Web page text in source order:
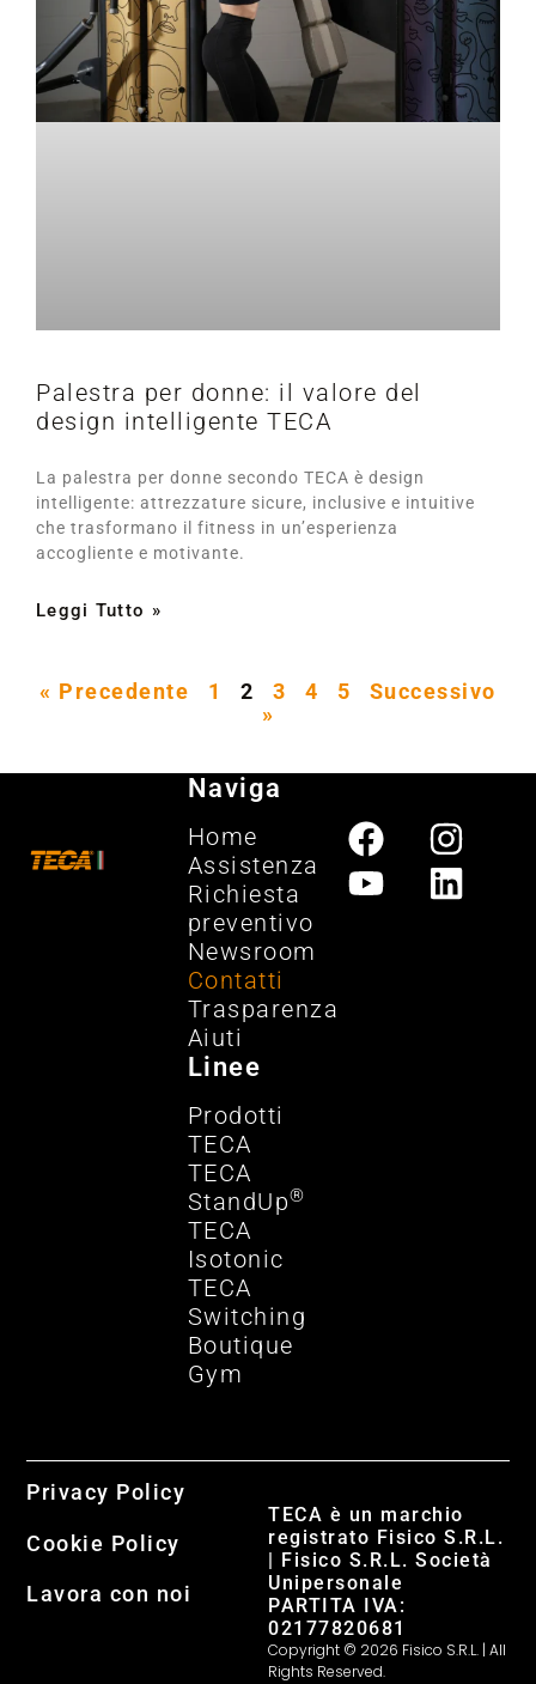
Palestra per donne: il valore del
design intelligente TECA
La palestra per donne secondo TECA è design
intelligente: attrezzature sicure, inclusive e intuitive
che trasformano il fitness in un’esperienza
accogliente e motivante.
Leggi Tutto »
« Precedente 1 2 3 4 5
Successivo
»
Naviga
Home
Assistenza
Richiesta
preventivo
Newsroom
Contatti
Trasparenza
Aiuti
Linee
Prodotti
TECA
TECA
StandUp®
TECA
Isotonic
TECA
Switching
Boutique
Gym
TECA è un marchio
registrato Fisico S.R.L.
| Fisico S.R.L. Società
Unipersonale
PARTITA IVA:
02177820681
Copyright © 2026 Fisico S.R.L. | All
Rights Reserved.
Privacy Policy
Cookie Policy
Lavora con noi